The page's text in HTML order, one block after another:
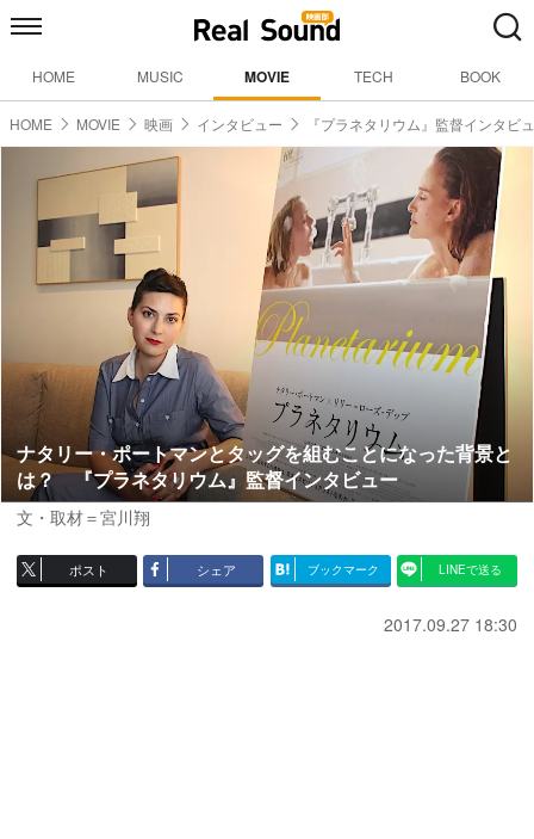
HOME MUSIC MOVIE TECH BOOK
HOME MOVIE 映画 インタビュー 『プラネタリウム』監督インタビ
ナタリー・ポートマンとタッグを組むことになった背景と
は？ 『プラネタリウム』監督インタビュー
文・取材＝宮川翔
ポスト シェア ブックマーク LINEで送る
2017.09.27 18:30